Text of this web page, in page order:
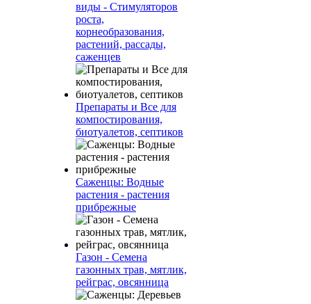
виды - Стимуляторов
роста,
корнеобразования,
растений, рассады,
саженцев
Препараты и Все для
компостирования,
биотуалетов, септиков
Саженцы: Водные
растения - растения
прибрежные
Газон - Семена
газонных трав, мятлик,
рейграс, овсянница